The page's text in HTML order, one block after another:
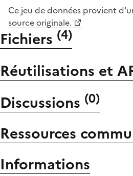
Ce jeu de données provient
source originale.
Fichiers (4)
Réutilisations et
Discussions (0)
Ressources
Informations